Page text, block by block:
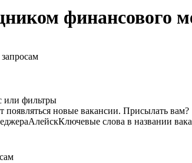
финансового
или фильтры
появляться новые вакансии. Присылать вам?
АлейскКлючевые слова в названии